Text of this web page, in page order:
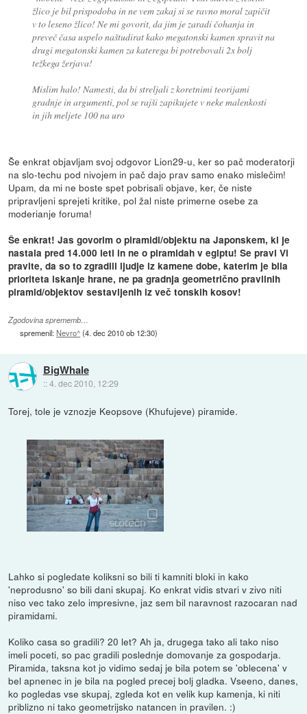
žlico je bil prispodoba in ne vem zakaj si se ravno moral zapičit
v to leseno žlico! Ne mi govorit, da jim je zaradi čohanja in
preveč časa uspelo naštudirat kako megatonski kamen spravit na
drugi megatonski kamen za katerega bi potrebovali 2x bolj
težkega žerjava!
Mislim halo! Namesti, da bi streljali z koretnimi teorijami
gradnje in argumenti, pol se rajši zapikujete v neke malenkosti
in jih meljete 100 na uro
Še enkrat objavljam svoj odgovor Lion29-u, ker so pač moderatorji
na slo-techu pod nivojem in pač dajo prav samo enako mislečim!
Upam, da mi ne boste spet pobrisali objave, ker, če niste
pripravljeni sprejeti kritike, pol žal niste primerne osebe za
moderianje foruma!
Še enkrat! Jas govorim o piramidi/objektu na Japonskem, ki je
nastala pred 14.000 leti in ne o piramidah v egiptu! Se pravi Vi
pravite, da so to zgradili ljudje iz kamene dobe, katerim je bila
prioriteta iskanje hrane, ne pa gradnja geometrično pravilnih
piramid/objektov sestavljenih iz več tonskih kosov!
Zgodovina sprememb…
spremenil:Nevro^(4. dec 2010 ob 12:30)
BigWhale
::4. dec 2010, 12:29
Torej, tole je vznozje Keopsove (Khufujeve) piramide.
Lahko si pogledate koliksni so bili ti kamniti bloki in kako
'neprodusno' so bili dani skupaj. Ko enkrat vidis stvari v zivo niti
niso vec tako zelo impresivne, jaz sem bil naravnost razocaran nad
piramidami.
Koliko casa so gradili? 20 let? Ah ja, drugega tako ali tako niso
imeli poceti, so pac gradili poslednje domovanje za gospodarja.
Piramida, taksna kot jo vidimo sedaj je bila potem se 'oblecena' v
bel apnenec in je bila na pogled precej bolj gladka. Vseeno, danes,
ko pogledas vse skupaj, zgleda kot en velik kup kamenja, ki niti
priblizno ni tako geometrijsko natancen in pravilen. :)